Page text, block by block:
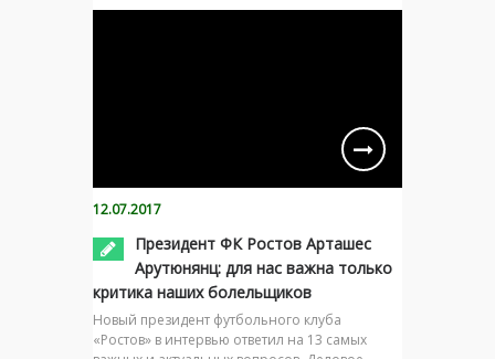
12.07.2017
Президент ФК Ростов Арташес
Арутюнянц: для нас важна только
критика наших болельщиков
Новый президент футбольного клуба
«Ростов» в интервью ответил на 13 самых